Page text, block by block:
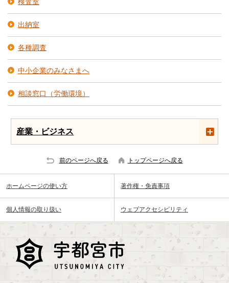
検査室
出納室
各種調査
中小企業のみなさまへ
相談窓口（労働環境）
産業・ビジネス
前のページへ戻る トップページへ戻る
ホームページの使い方 著作権・免責事項
個人情報の取り扱い ウェブアクセシビリティ